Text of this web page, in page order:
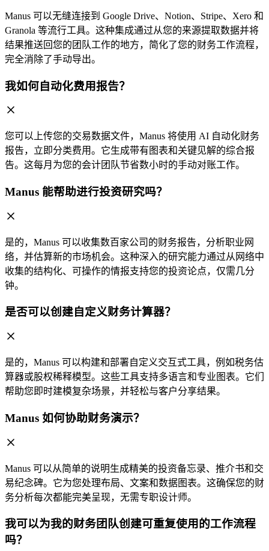
Manus 可以无缝连接到 Google Drive、Notion、Stripe、Xero 和
Granola 等流行工具。这种集成通过从您的来源提取数据并将
结果推送回您的团队工作的地方，简化了您的财务工作流程，
完全消除了手动导出。
我如何自动化费用报告？
您可以上传您的交易数据文件，Manus 将使用 AI 自动化财务
报告，立即分类费用。它生成带有图表和关键见解的综合报
告。这每月为您的会计团队节省数小时的手动对账工作。
Manus 能帮助进行投资研究吗？
是的，Manus 可以收集数百家公司的财务报告，分析职业网
络，并估算新的市场机会。这种深入的研究能力通过从网络中
收集的结构化、可操作的情报支持您的投资论点，仅需几分
钟。
是否可以创建自定义财务计算器？
是的，Manus 可以构建和部署自定义交互式工具，例如税务估
算器或股权稀释模型。这些工具支持多语言和专业图表。它们
帮助您即时建模复杂场景，并轻松与客户分享结果。
Manus 如何协助财务演示？
Manus 可以从简单的说明生成精美的投资备忘录、推介书和交
易纪念碑。它为您处理布局、文案和数据图表。这确保您的财
务分析每次都能完美呈现，无需专职设计师。
我可以为我的财务团队创建可重复使用的工作流程
吗？